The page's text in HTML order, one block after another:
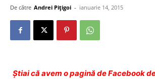
De către Andrei Pițigoi - ianuarie 14, 2015
Ştiai că avem o pagină de Facebook